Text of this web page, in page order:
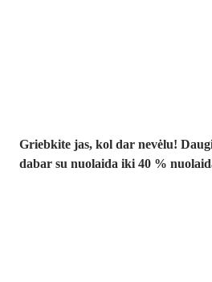
Griebkite jas, kol dar nevėlu!
dabar su nuolaida iki 40 %